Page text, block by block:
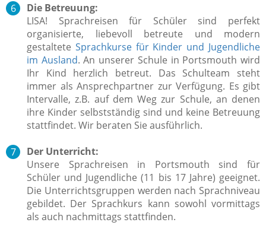
Die Betreuung:
LISA! Sprachreisen für Schüler sind perfekt
organisierte, liebevoll betreute und modern
gestaltete Sprachkurse für Kinder und Jugendliche
im Ausland. An unserer Schule in Portsmouth wird
Ihr Kind herzlich betreut. Das Schulteam steht
immer als Ansprechpartner zur Verfügung. Es gibt
Intervalle, z.B. auf dem Weg zur Schule, an denen
ihre Kinder selbstständig sind und keine Betreuung
stattfindet. Wir beraten Sie ausführlich.
Der Unterricht:
Unsere Sprachreisen in Portsmouth sind für
Schüler und Jugendliche (11 bis 17 Jahre) geeignet.
Die Unterrichtsgruppen werden nach Sprachniveau
gebildet. Der Sprachkurs kann sowohl vormittags
als auch nachmittags stattfinden.